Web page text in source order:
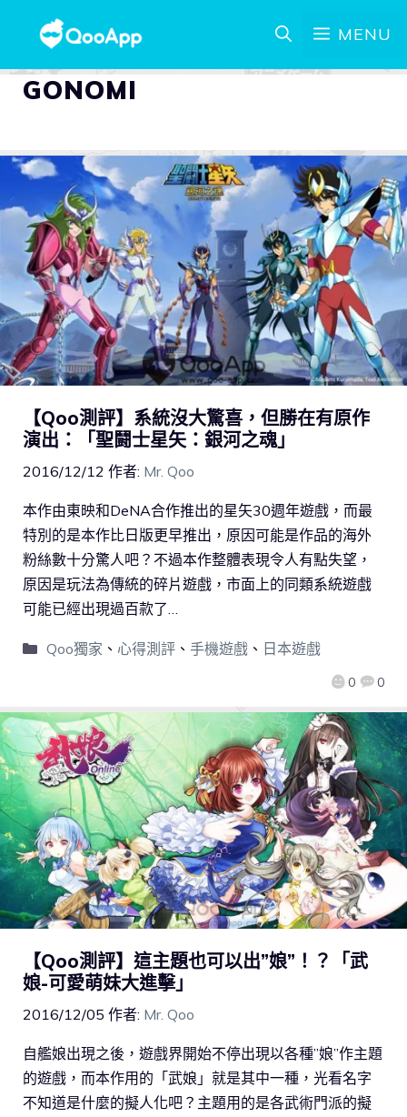
MENU
GONOMI
【Qoo測評】系統沒大驚喜，但勝在有原作
演出：「聖鬪士星矢：銀河之魂」
2016/12/12 作者: Mr. Qoo
0 0
本作由東映和DeNA合作推出的星矢30週年遊戲，而最
特別的是本作比日版更早推出，原因可能是作品的海外
粉絲數十分驚人吧？不過本作整體表現令人有點失望，
原因是玩法為傳統的碎片遊戲，市面上的同類系統遊戲
可能已經出現過百款了…
Qoo獨家 、 心得測評、 手機遊戲、 日本遊戲
【Qoo測評】這主題也可以出”娘”！？「武
娘-可愛萌妹大進擊」
2016/12/05 作者: Mr. Qoo
自艦娘出現之後，遊戲界開始不停出現以各種”娘”作主題
的遊戲，而本作用的「武娘」就是其中一種，光看名字
不知道是什麼的擬人化吧？主題用的是各武術門派的擬